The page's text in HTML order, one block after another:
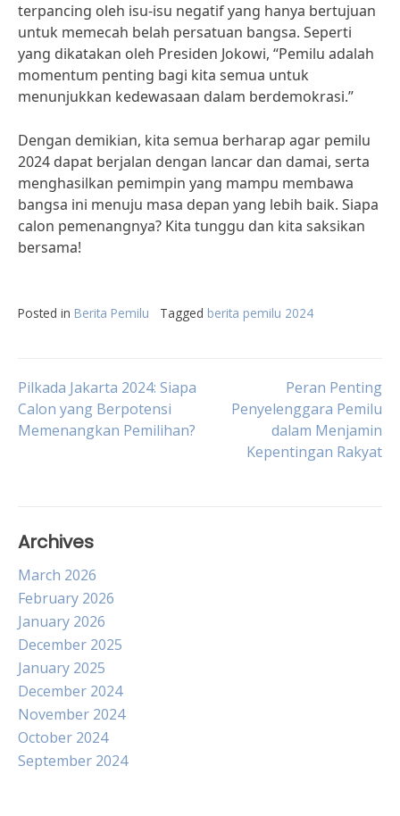
terpancing oleh isu-isu negatif yang hanya bertujuan
untuk memecah belah persatuan bangsa. Seperti
yang dikatakan oleh Presiden Jokowi, “Pemilu adalah
momentum penting bagi kita semua untuk
menunjukkan kedewasaan dalam berdemokrasi.”
Dengan demikian, kita semua berharap agar pemilu
2024 dapat berjalan dengan lancar dan damai, serta
menghasilkan pemimpin yang mampu membawa
bangsa ini menuju masa depan yang lebih baik. Siapa
calon pemenangnya? Kita tunggu dan kita saksikan
bersama!
Posted in Berita Pemilu Tagged berita pemilu 2024
Post
navigation
Pilkada Jakarta 2024: Siapa
Calon yang Berpotensi
Memenangkan Pemilihan?
Peran Penting
Penyelenggara Pemilu
dalam Menjamin
Kepentingan Rakyat
Archives
March 2026
February 2026
January 2026
December 2025
January 2025
December 2024
November 2024
October 2024
September 2024